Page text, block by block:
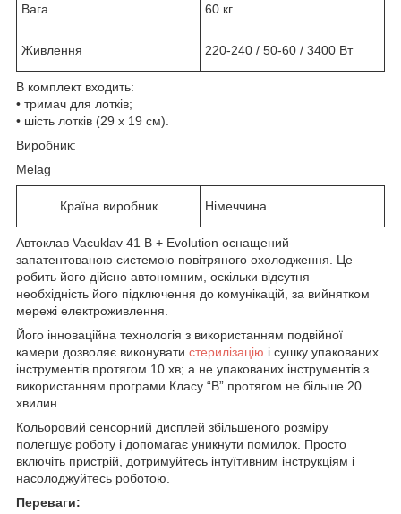
Вага 60 кг
Живлення 220-240 / 50-60 / 3400 Вт
В комплект входить:
• тримач для лотків;
• шість лотків (29 х 19 см).
Виробник:
Melag
Країна виробник Німеччина
Автоклав Vacuklav 41 B + Evolution оснащений
запатентованою системою повітряного охолодження. Це
робить його дійсно автономним, оскільки відсутня
необхідність його підключення до комунікацій, за вийнятком
мережі електроживлення.
Його інноваційна технологія з використанням подвійної
камери дозволяє виконувати стерилізацію і сушку упакованих
інструментів протягом 10 хв; а не упакованих інструментів з
використанням програми Класу “В” протягом не більше 20
хвилин.
Кольоровий сенсорний дисплей збільшеного розміру
полегшує роботу і допомагає уникнути помилок. Просто
включіть пристрій, дотримуйтесь інтуїтивним інструкціям і
насолоджуйтесь роботою.
Переваги: